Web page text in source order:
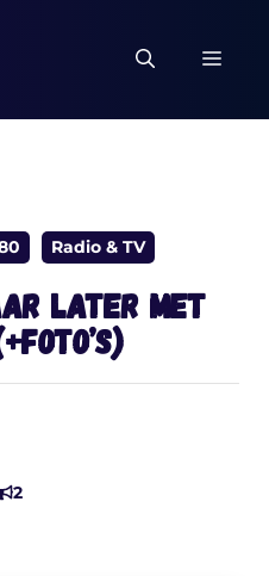
Radio & TV
later met
2